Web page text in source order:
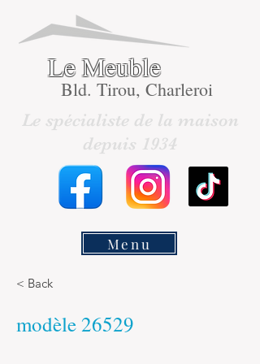
Le Meuble
Bld. Tirou, Charleroi
Le spécialiste de la maison
depuis 1934
Menu
< Back
modèle 26529